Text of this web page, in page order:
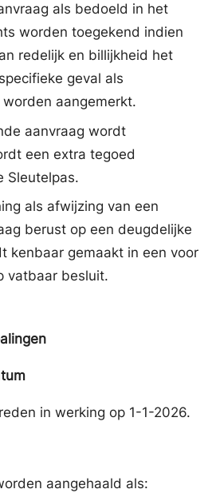
als bedoeld in het
worden toegekend indien
redelijk en billijkheid het
geval als
aangemerkt.
aanvraag wordt
een extra tegoed
Sleutelpas.
als afwijzing van een
berust op een deugdelijke
kenbaar gemaakt in een voor
vatbaar besluit.
in werking op 1-1-2026.
aangehaald als: